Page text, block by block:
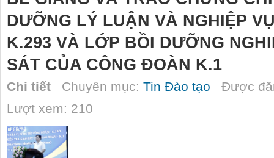
DƯỠNG LÝ LUẬN VÀ NGHIỆP
K.293 VÀ LỚP BỒI DƯỠNG
SÁT CỦA CÔNG ĐOÀN K.1
Chi tiết Chuyên mục: Tin Đào tạo Được
Lượt xem: 210